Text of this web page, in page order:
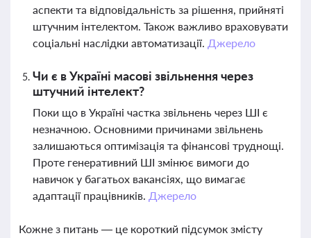
аспекти та відповідальність за рішення, прийняті
штучним інтелектом. Також важливо враховувати
соціальні наслідки автоматизації. Джерело
Чи є в Україні масові звільнення через
штучний інтелект?
Поки що в Україні частка звільнень через ШІ є
незначною. Основними причинами звільнень
залишаються оптимізація та фінансові труднощі.
Проте генеративний ШІ змінює вимоги до
навичок у багатьох вакансіях, що вимагає
адаптації працівників. Джерело
Кожне з питань — це короткий підсумок змісту